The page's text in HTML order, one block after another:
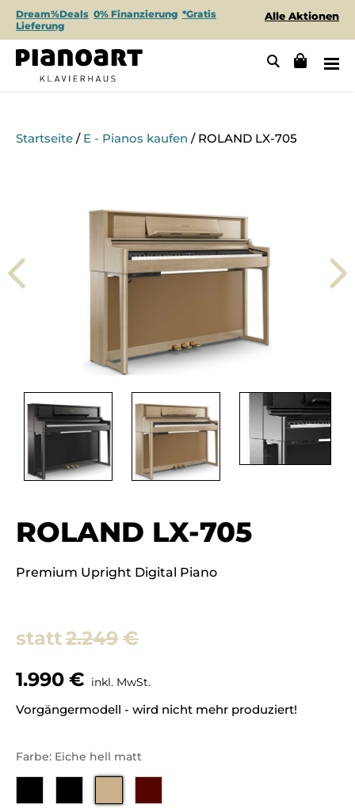
Dream%Deals 0% Finanzierung *Gratis
Lieferung
Alle Aktionen
Startseite / E - Pianos kaufen / ROLAND LX-705
ROLAND LX-705
Premium Upright Digital Piano
2.249 €
1.990 € inkl. MwSt.
Vorgängermodell - wird nicht mehr produziert!
Farbe: Eiche hell matt